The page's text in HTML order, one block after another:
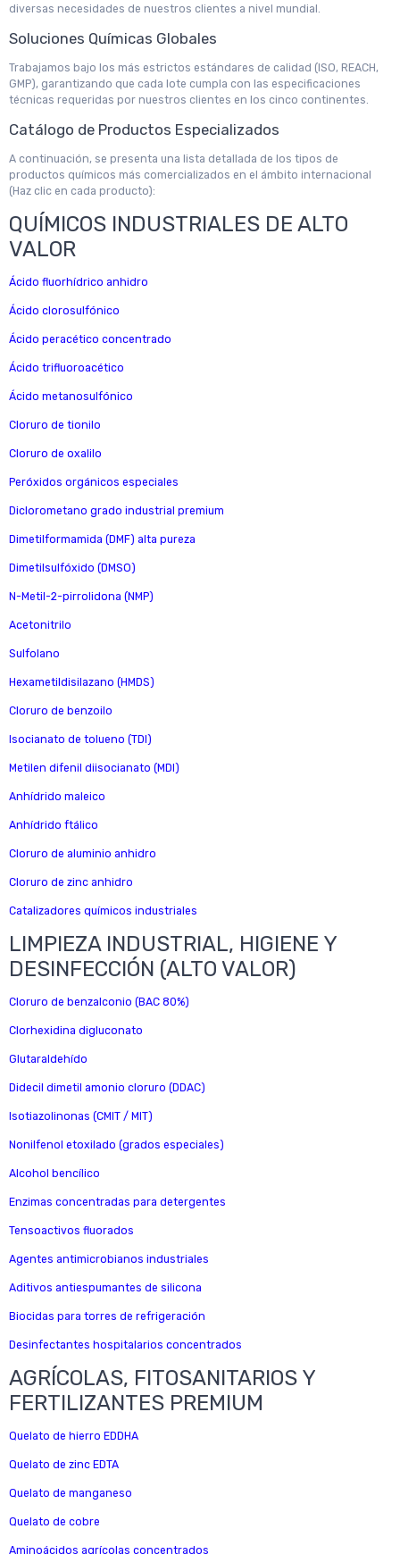
diversas necesidades de nuestros clientes a nivel mundial.
Soluciones Químicas Globales
Trabajamos bajo los más estrictos estándares de calidad (ISO, REACH,
GMP), garantizando que cada lote cumpla con las especificaciones
técnicas requeridas por nuestros clientes en los cinco continentes.
Catálogo de Productos Especializados
A continuación, se presenta una lista detallada de los tipos de
productos químicos más comercializados en el ámbito internacional
(Haz clic en cada producto):
QUÍMICOS INDUSTRIALES DE ALTO
VALOR
Ácido fluorhídrico anhidro
Ácido clorosulfónico
Ácido peracético concentrado
Ácido trifluoroacético
Ácido metanosulfónico
Cloruro de tionilo
Cloruro de oxalilo
Peróxidos orgánicos especiales
Diclorometano grado industrial premium
Dimetilformamida (DMF) alta pureza
Dimetilsulfóxido (DMSO)
N-Metil-2-pirrolidona (NMP)
Acetonitrilo
Sulfolano
Hexametildisilazano (HMDS)
Cloruro de benzoilo
Isocianato de tolueno (TDI)
Metilen difenil diisocianato (MDI)
Anhídrido maleico
Anhídrido ftálico
Cloruro de aluminio anhidro
Cloruro de zinc anhidro
Catalizadores químicos industriales
LIMPIEZA INDUSTRIAL, HIGIENE Y
DESINFECCIÓN (ALTO VALOR)
Cloruro de benzalconio (BAC 80%)
Clorhexidina digluconato
Glutaraldehído
Didecil dimetil amonio cloruro (DDAC)
Isotiazolinonas (CMIT / MIT)
Nonilfenol etoxilado (grados especiales)
Alcohol bencílico
Enzimas concentradas para detergentes
Tensoactivos fluorados
Agentes antimicrobianos industriales
Aditivos antiespumantes de silicona
Biocidas para torres de refrigeración
Desinfectantes hospitalarios concentrados
AGRÍCOLAS, FITOSANITARIOS Y
FERTILIZANTES PREMIUM
Quelato de hierro EDDHA
Quelato de zinc EDTA
Quelato de manganeso
Quelato de cobre
Aminoácidos agrícolas concentrados